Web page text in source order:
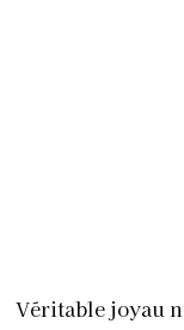
Véritable joyau